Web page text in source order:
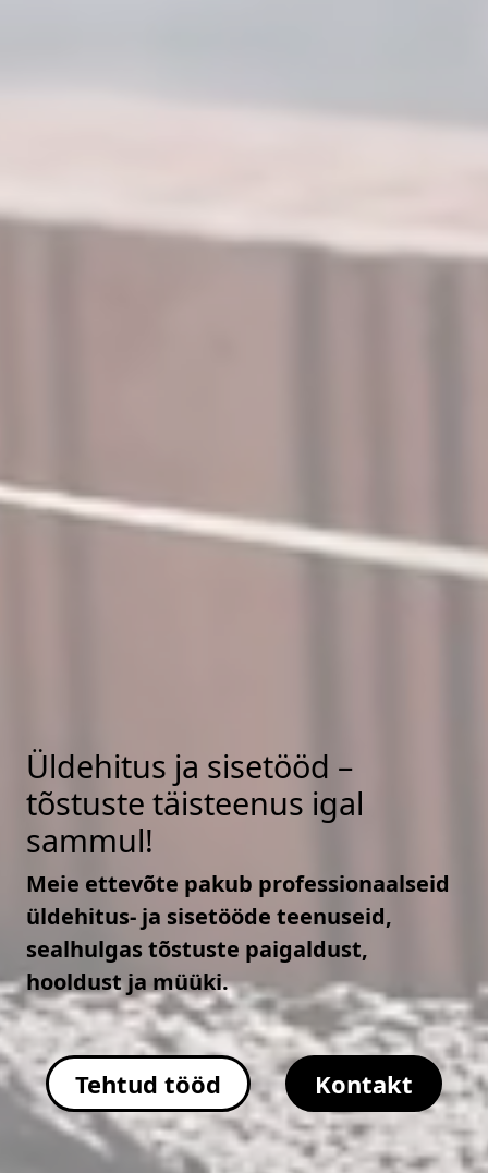
Üldehitus ja sisetööd –
tõstuste täisteenus igal
sammul!
Meie ettevõte pakub professionaalseid
üldehitus- ja sisetööde teenuseid,
sealhulgas tõstuste paigaldust,
hooldust ja müüki.
Tehtud tööd Kontakt